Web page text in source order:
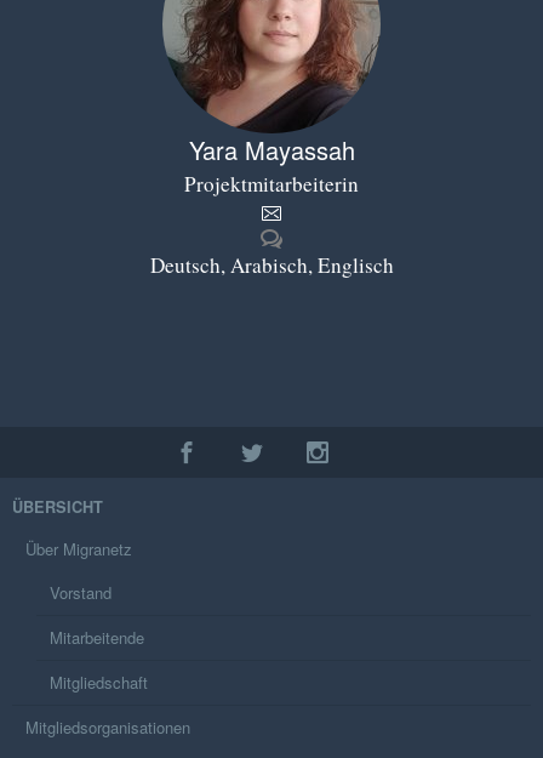
Yara Mayassah
Projektmitarbeiterin
Deutsch, Arabisch, Englisch
ÜBERSICHT
Über Migranetz
Vorstand
Mitarbeitende
Mitgliedschaft
Mitgliedsorganisationen